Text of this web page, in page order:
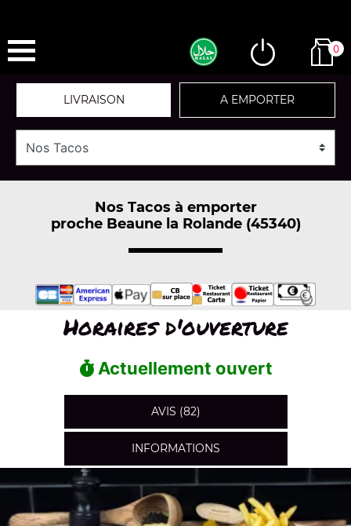
0
LIVRAISON A EMPORTER
Nos Tacos à emporter
proche Beaune la Rolande (45340)
Horaires d'ouverture
Actuellement ouvert
AVIS (82)
INFORMATIONS